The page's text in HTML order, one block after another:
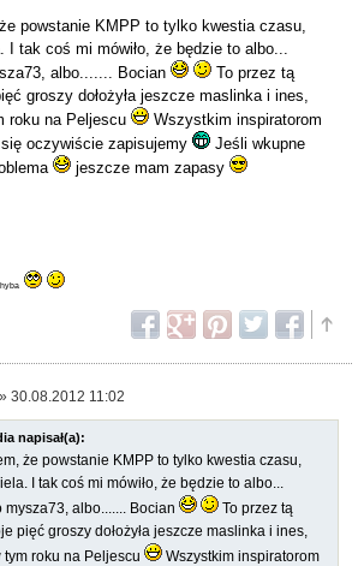
powstanie KMPP to tylko kwestia czasu,
I tak coś mi mówiło, że będzie to albo...
albo....... Bocian
To przez tą
groszy dołożyła jeszcze maslinka i ines,
roku na Peljescu
Wszystkim inspiratorom
oczywiście zapisujemy
Jeśli wkupne
jeszcze mam zapasy
» 30.08.2012 11:02
napisał(a):
że powstanie KMPP to tylko kwestia czasu,
I tak coś mi mówiło, że będzie to albo...
mysza73, albo....... Bocian
To przez tą
pięć groszy dołożyła jeszcze maslinka i ines,
roku na Peljescu
Wszystkim inspiratorom